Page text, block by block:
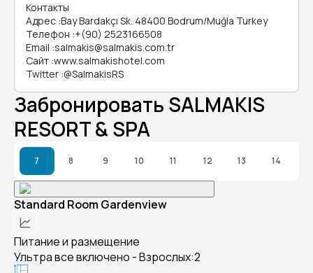
Контакты
Адрес :Bay Bardakçı Sk. 48400 Bodrum/Muğla Turkey
Телефон :+(90) 2523166508
Email :salmakis@salmakis.com.tr
Сайт :www.salmakishotel.com
Twitter :@SalmakisRS
Забронировать SALMAKIS
RESORT & SPA
7 8 9 10 11 12 13 14
Standard Room Gardenview
Питание и размещение
Ультра все включено - Взрослых:2